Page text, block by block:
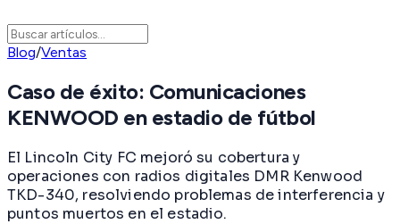
Blog/Ventas
Caso de éxito: Comunicaciones
KENWOOD en estadio de fútbol
El Lincoln City FC mejoró su cobertura y
operaciones con radios digitales DMR Kenwood
TKD-340, resolviendo problemas de interferencia y
puntos muertos en el estadio.